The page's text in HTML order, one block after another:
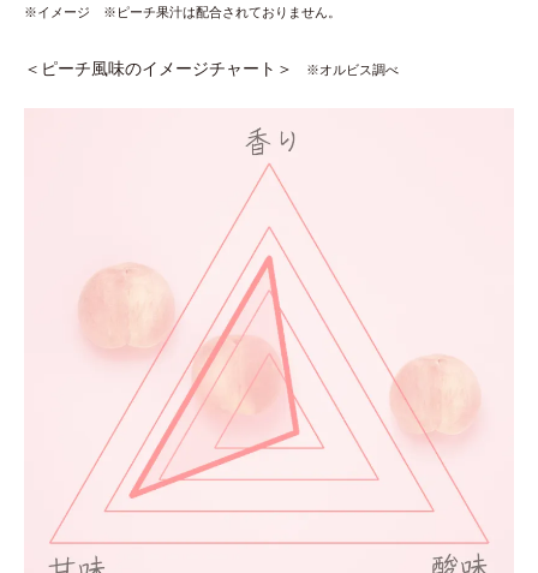
※イメージ ※ピーチ果汁は配合されておりません。
＜ピーチ風味のイメージチャート＞ ※オルビス調べ